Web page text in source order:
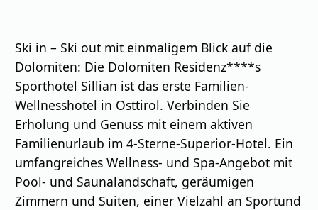
Ski in – Ski out mit einmaligem Blick auf die
Dolomiten: Die Dolomiten Residenz****s
Sporthotel Sillian ist das erste Familien-
Wellnesshotel in Osttirol. Verbinden Sie
Erholung und Genuss mit einem aktiven
Familienurlaub im 4-Sterne-Superior-Hotel. Ein
umfangreiches Wellness- und Spa-Angebot mit
Pool- und Saunalandschaft, geräumigen
Zimmern und Suiten, einer Vielzahl an Sportund